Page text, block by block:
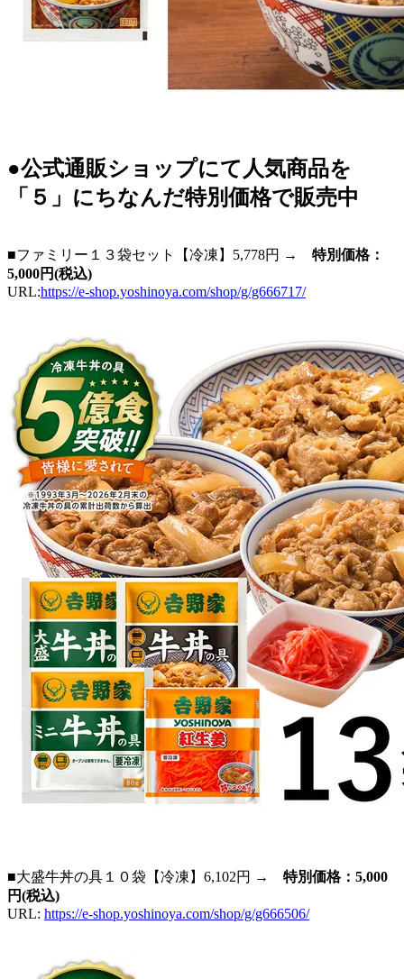
●公式通販ショップにて人気商品を
「５」にちなんだ特別価格で販売中
■ファミリー１３袋セット【冷凍】5,778円 → 特別価格：
5,000円(税込)
URL:https://e-shop.yoshinoya.com/shop/g/g666717/
■大盛牛丼の具１０袋【冷凍】6,102円 → 特別価格：5,000
円(税込)
URL: https://e-shop.yoshinoya.com/shop/g/g666506/